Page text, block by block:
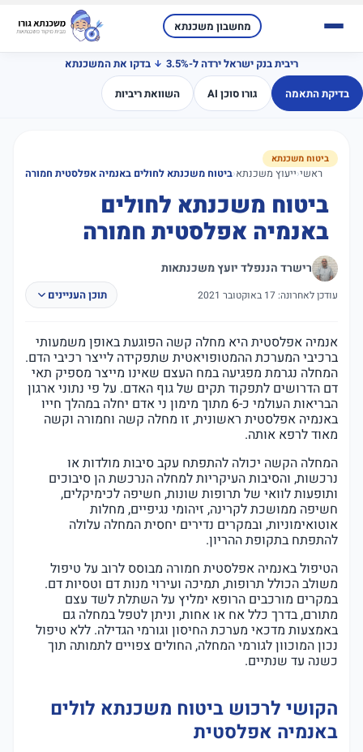
מחשבון משכנתא
ריבית בנק ישראל ירדה ל-3.5%
בדקו את המשכנתא
בדיקת התאמה
גורו סוכן AI השוואת ריביות
ביטוח משכנתא
ראשי‹ייעוץ משכנתא‹ביטוח משכנתא לחולים באנמיה אפלסטית חמורה
ביטוח משכנתא לחולים
באנמיה אפלסטית חמורה
רישרד הננפלד יועץ משכנתאות
עודכן לאחרונה: 17 באוקטובר 2021 תוכן העניינים
אנמיה אפלסטית היא מחלה קשה הפוגעת באופן משמעותי
ברכיבי המערכת ההמטופויאטית שתפקידה לייצר רכיבי הדם.
המחלה נגרמת מפגיעה במח העצם שאינו מייצר מספיק תאי
דם הדרושים לתפקוד תקים של גוף האדם. על פי נתוני ארגון
הבריאות העולמי כ-6 מתוך מימון ני אדם יחלה במהלך חייו
באנמיה אפלסטית ראשונית, זו מחלה קשה וחמורה וקשה
מאוד לרפא אותה.
המחלה הקשה יכולה להתפתח עקב סיבות מולדות או
נרכשות, והסיבות העיקריות למחלה הנרכשת הן סיבוכים
ותופעות לוואי של תרופות שונות, חשיפה לכימיקלים,
חשיפה ממושכת לקרינה, זיהומי נגיפיים, מחלות
אוטואימוניות, ובמקרים נדירים יחסית המחלה עלולה
להתפתח בתקופת ההריון.
הטיפול באנמיה אפלסטית חמורה מבוסס לרוב על טיפול
משולב הכולל תרופות, תמיכה ועירוי מנות דם וטסיות דם.
במקרים מורכבים הרופא ימליץ על השתלת לשד עצם
מתורם, בדרך כלל אח או אחות, וניתן לטפל במחלה גם
באמצעות מדכאי מערכת החיסון וגורמי הגדילה. ללא טיפול
נכון המוכוון לגורמי המחלה, החולים צפויים לתמותה תוך
כשנה עד שנתיים.
הקושי לרכוש ביטוח משכנתא לולים
באנמיה אפלסטית